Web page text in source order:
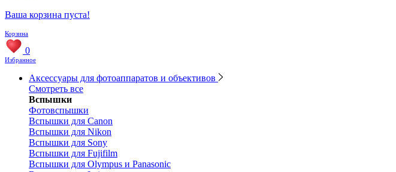
Ваша корзина пуста!
Корзина
0
Избранное
Аксессуары для фотоаппаратов и объективов
Смотреть все
Вспышки
Фотовспышки
Вспышки для Canon
Вспышки для Nikon
Вспышки для Sony
Вспышки для Fujifilm
Вспышки для Olympus и Panasonic